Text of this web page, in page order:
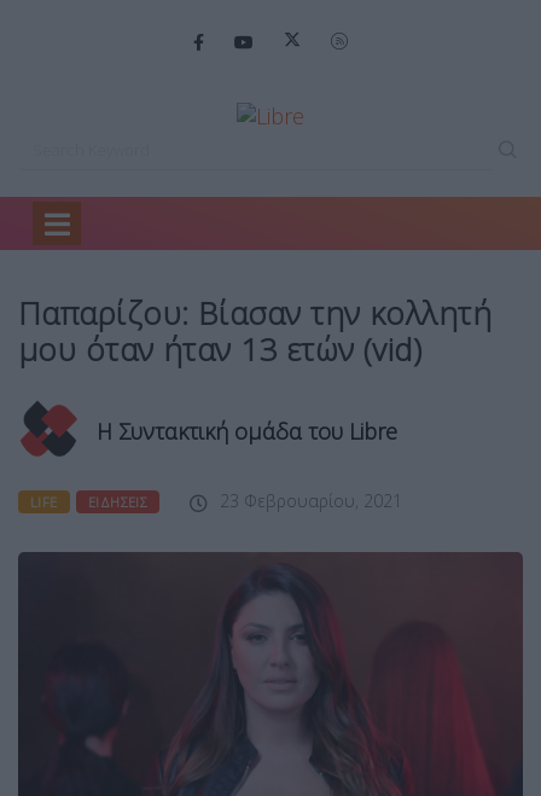
Home
Παπαρίζου: Βίασαν την κολλητή
μου όταν ήταν 13 ετών (vid)
Η Συντακτική ομάδα του Libre
LIFE ΕΙΔΉΣΕΙΣ 23 Φεβρουαρίου, 2021